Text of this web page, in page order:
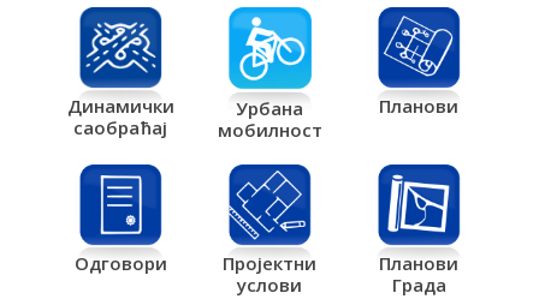
Динамички
саобраћај
Урбана
мобилност
Планови
Одговори
Пројектни
услови
Планови
Града